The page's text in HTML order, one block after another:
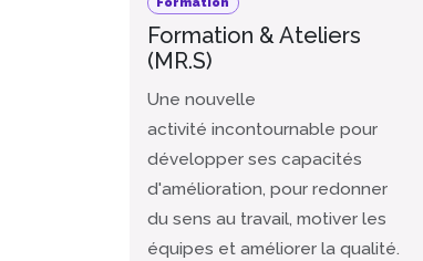
Formation & Ateliers
(MR.S)
Une nouvelle
activité incontournable pour
développer ses capacités
d'amélioration, pour redonner
du sens au travail, motiver les
équipes et améliorer la qualité.